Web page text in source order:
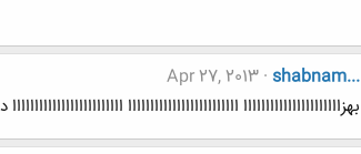
shabnam...
Apr 27, 2013
بهزاااااااااااااااااااااا ااااااااااااااااااااااااا ااااااااااااااااااااااااا د